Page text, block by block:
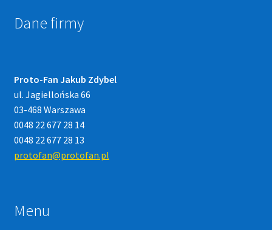
Dane firmy
Proto-Fan Jakub Zdybel
ul. Jagiellońska 66
03-468 Warszawa
0048 22 677 28 14
0048 22 677 28 13
protofan@protofan.pl
Menu